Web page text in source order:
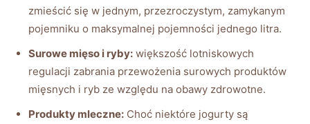
zmieścić się w jednym, przezroczystym, zamykanym
pojemniku o maksymalnej pojemności jednego litra.
Surowe mięso i ryby: większość lotniskowych
regulacji zabrania przewożenia surowych produktów
mięsnych i ryb ze względu na obawy zdrowotne.
Produkty mleczne: Choć niektóre jogurty są